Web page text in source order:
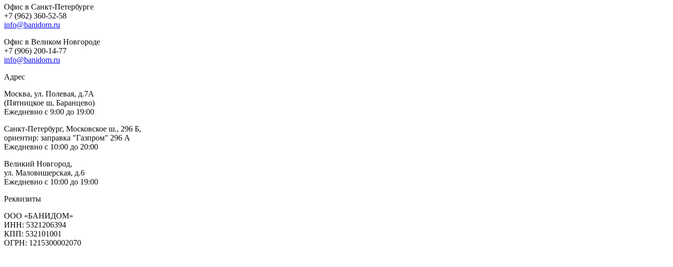
Офис в Санкт-Петербурге
+7 (962) 360-52-58
info@banidom.ru
Офис в Великом Новгороде
+7 (906) 200-14-77
info@banidom.ru
Адрес
Москва, ул. Полевая, д.7А
(Пятницкое ш, Баранцево)
Ежедневно с 9:00 до 19:00
Санкт-Петербург, Московское ш., 296 Б,
ориентир: заправка "Газпром" 296 А
Ежедневно с 10:00 до 20:00
Великий Новгород,
ул. Маловишерская, д.6
Ежедневно с 10:00 до 19:00
Реквизиты
ООО «БАНИДОМ»
ИНН: 5321206394
КПП: 532101001
ОГРН: 1215300002070